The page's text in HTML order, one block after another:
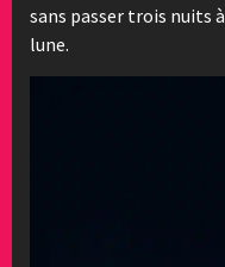
sans passer trois nuits
lune.